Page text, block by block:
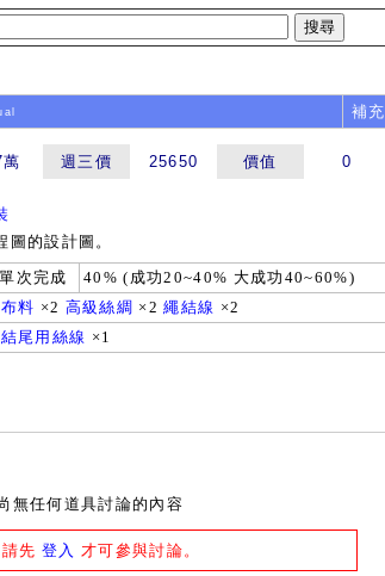
補充
週三價 25650 價值 0
圖的設計圖。
單次完成
40% (成功20~40% 大成功40~60%)
料 ×2 高級絲綢 ×2繩結線 ×2
尾用絲線 ×1
無任何道具討論的內容
請先 登入 才可參與討論。